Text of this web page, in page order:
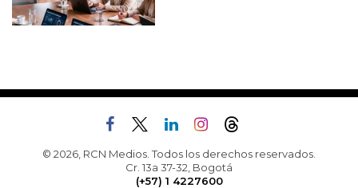
© 2026, RCN Medios. Todos los derechos reservados.
Cr. 13a 37-32, Bogotá
(+57) 1 4227600